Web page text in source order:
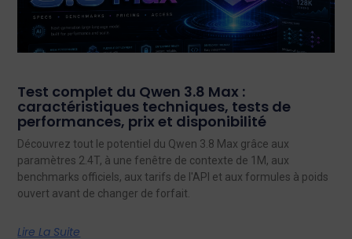
Test complet du Qwen 3.8 Max :
caractéristiques techniques, tests de
performances, prix et disponibilité
Découvrez tout le potentiel du Qwen 3.8 Max grâce aux
paramètres 2.4T, à une fenêtre de contexte de 1M, aux
benchmarks officiels, aux tarifs de l'API et aux formules à poids
ouvert avant de changer de forfait.
Lire La Suite